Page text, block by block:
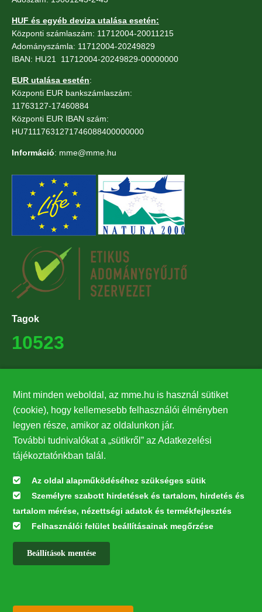
HUF és egyéb deviza utalása esetén:
Központi számlaszám: 11712004-20011215
Adományszámla: 11712004-20249829
IBAN: HU21 11712004-20249829-00000000
EUR utalása esetén:
Központi EUR bankszámlaszám:
11763127-17460884
Központi EUR IBAN szám:
HU71117631271746088400000000
Információ: mme@mme.hu
Tagok
10523
27224
Hírlevél feliratkozás
Értesüljön elsőként legfrissebb híreinkről, eseményeinkről!
Feliratkozás
Mint minden weboldal, az mme.hu is használ sütiket
(cookie), hogy kellemesebb felhasználói élményben
legyen része, amikor az oldalunkon jár.
További tudnivalókat a „sütikről” az Adatkezelési
tájékoztatónkban talál.
Az oldal alapműködéséhez szükséges sütik
Személyre szabott hirdetések és tartalom, hirdetés és
tartalom mérése, nézettségi adatok és termékfejlesztés
Felhasználói felület beállításainak megőrzése
Beállítások mentése